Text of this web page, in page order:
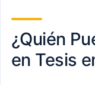
¿Quién
en Tesis